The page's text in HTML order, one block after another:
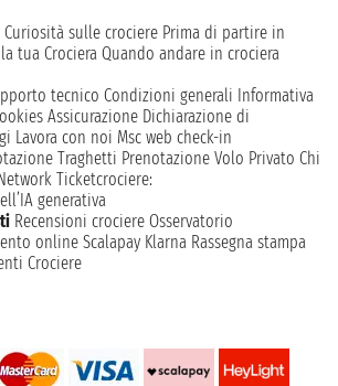
Curiosità sulle crociere Prima di partire in
tua Crociera Quando andare in crociera
tecnico Condizioni generali Informativa
Assicurazione Dichiarazione di
Lavora con noi Msc web check-in
Traghetti Prenotazione Volo Privato Chi
Ticketcrociere:
generativa
Recensioni crociere Osservatorio
online Scalapay Klarna Rassegna stampa
Crociere